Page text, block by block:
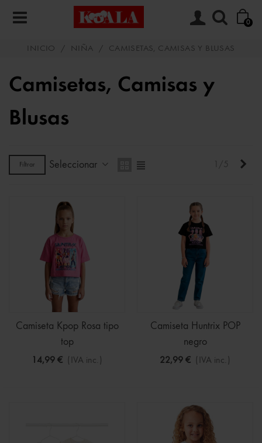
0
INICIO / NIÑA / CAMISETAS, CAMISAS Y BLUSAS
Camisetas, Camisas y
Blusas
Filtrar Seleccionar 1/5
Camiseta Kpop Rosa tipo
top
14,99 € (IVA inc.)
Camiseta Huntrix POP
negro
22,99 € (IVA inc.)